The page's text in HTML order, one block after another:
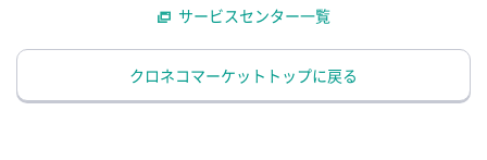
サービスセンター一覧
クロネコマーケットトップに戻る